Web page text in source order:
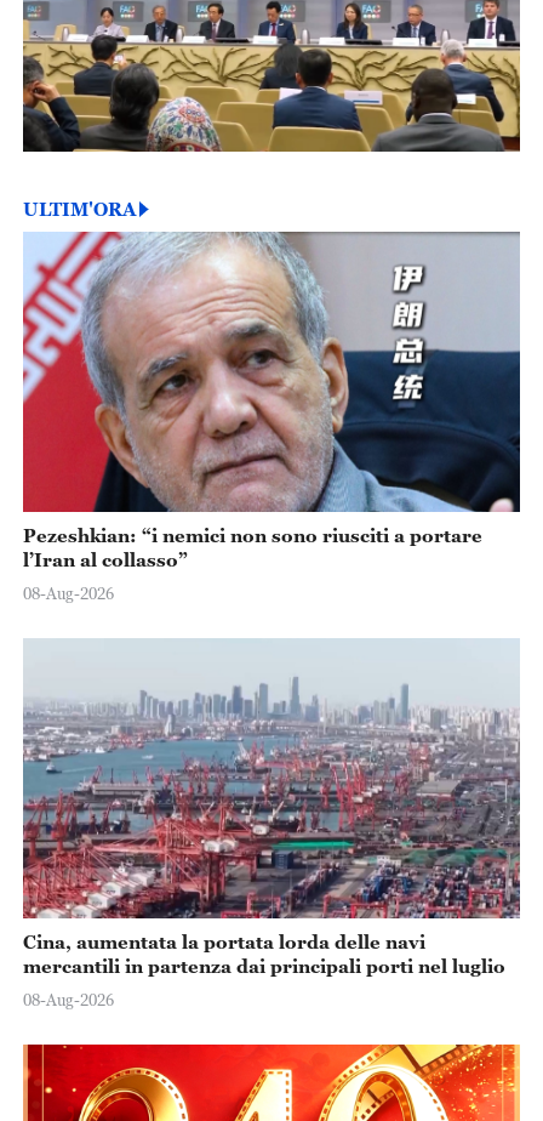
ULTIM'ORA
Pezeshkian: “i nemici non sono riusciti a portare
l’Iran al collasso”
08-Aug-2026
Cina, aumentata la portata lorda delle navi
mercantili in partenza dai principali porti nel luglio
08-Aug-2026